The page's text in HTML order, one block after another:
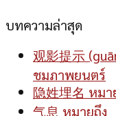
บทความล่าสุด
观影提示
ชมภาพยนตร์
隐姓埋名 หมา
气息 หมายถึง